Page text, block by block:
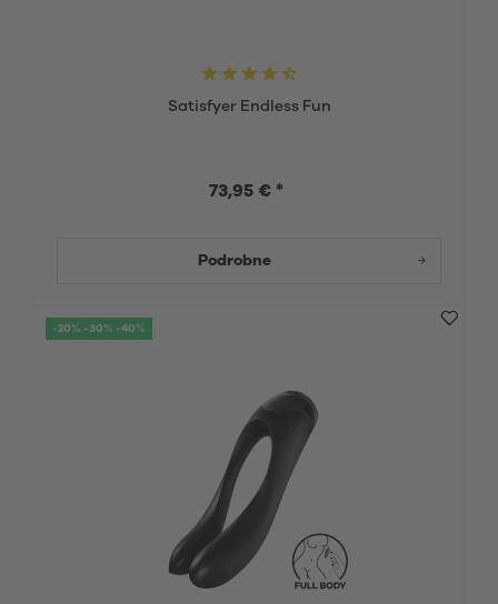
Satisfyer Endless Fun
73,95 € *
Podrobne
-20% -30% -40%